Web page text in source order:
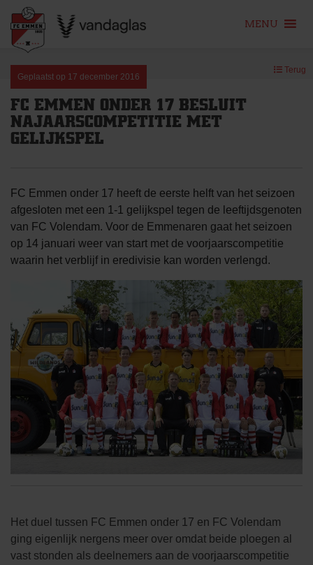
content
MENU
Geplaatst op 17 december 2016
Terug
FC EMMEN ONDER 17 BESLUIT
NAJAARSCOMPETITIE MET
GELIJKSPEL
FC Emmen onder 17 heeft de eerste helft van het seizoen
afgesloten met een 1-1 gelijkspel tegen de leeftijdsgenoten
van FC Volendam. Voor de Emmenaren gaat het seizoen
op 14 januari weer van start met de voorjaarscompetitie
waarin het verblijf in eredivisie kan worden verlengd.
Het duel tussen FC Emmen onder 17 en FC Volendam
ging eigenlijk nergens meer over omdat beide ploegen al
vast stonden als deelnemers aan de voorjaarscompetitie